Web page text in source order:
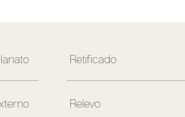
Retificado
Relevo